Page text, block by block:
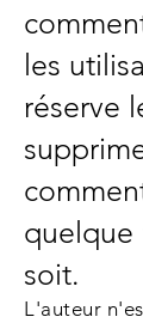
les
réserve
quelque
soit.
L'auteur